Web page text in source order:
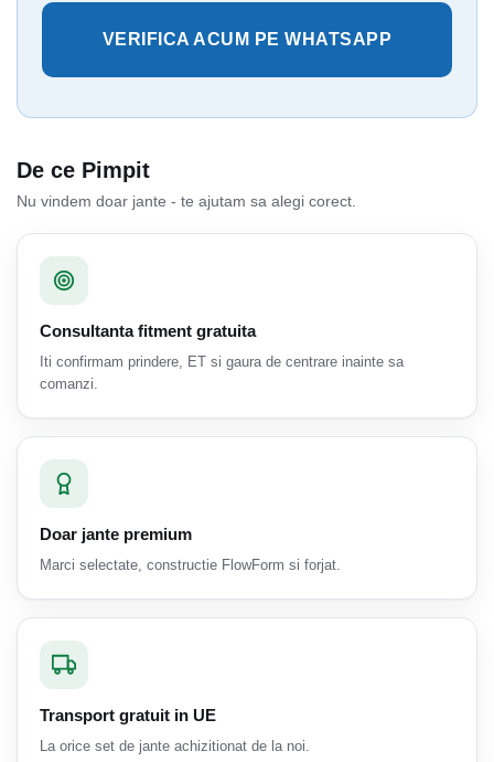
VERIFICA ACUM PE WHATSAPP
De ce Pimpit
Nu vindem doar jante - te ajutam sa alegi corect.
Consultanta fitment gratuita
Iti confirmam prindere, ET si gaura de centrare inainte sa
comanzi.
Doar jante premium
Marci selectate, constructie FlowForm si forjat.
Transport gratuit in UE
La orice set de jante achizitionat de la noi.